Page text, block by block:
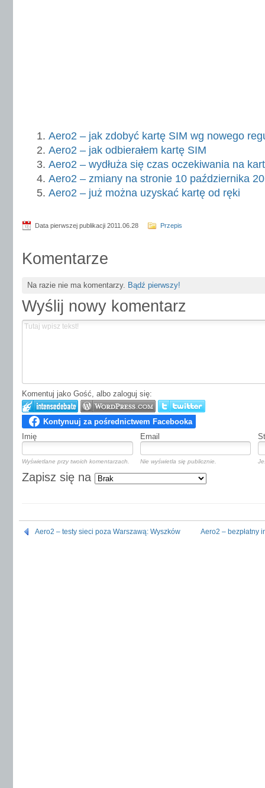
Aero2 – jak zdobyć kartę SIM wg nowego
Aero2 – jak odbierałem kartę SIM
Aero2 – wydłuża się czas oczekiwania na
Aero2 – zmiany na stronie 10 października
Aero2 – już można uzyskać kartę od ręki
Data pierwszej publikacji 2011.06.28 Przepis
Komentarze
Na razie nie ma komentarzy. Bądź pierwszy!
Wyślij nowy komentarz
Komentuj jako Gość, albo zaloguj się:
Imię Email
Wyświetlane przy twoich komentarzach. Nie wyświetla się publicznie.
Zapisz się na
Aero2 – testy sieci poza Warszawą: Wyszków Aero2 – bezpłatny